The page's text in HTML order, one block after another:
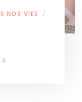
NOS VIES /